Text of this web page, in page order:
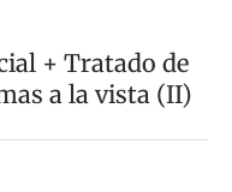
+ Tratado de
a la vista (II)